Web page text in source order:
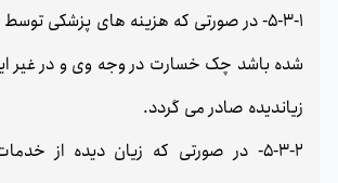
5-3-1- در صورتی که هزینه های پزشکی
شده باشد چک خسارت در وجه وی و در غیر
زیاندیده صادر می گردد.
5-3-2- در صورتی که زیان دیده از